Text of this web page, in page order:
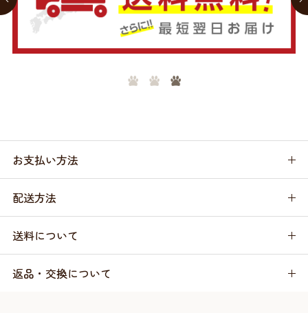
お支払い方法
配送方法
送料について
返品・交換について